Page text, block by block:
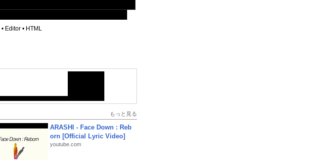
• Editor • HTML
もっと見る
ARASHI - Face Down : Reb
orn [Official Lyric Video]
youtube.com